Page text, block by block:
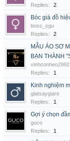
Replies:
2
Bóc giá đồ
boss_sgu
Replies:
2
MẪU ÁO SƠ
BẠN THÀNH
vinhconheo2992
Replies:
1
Kinh nghiệm
giatsaygiare
Replies:
1
Gợi ý chọn
guco
Replies:
1